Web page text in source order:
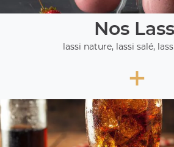
Nos
lassi nature, lassi salé,
+